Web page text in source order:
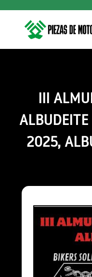
III
2025,